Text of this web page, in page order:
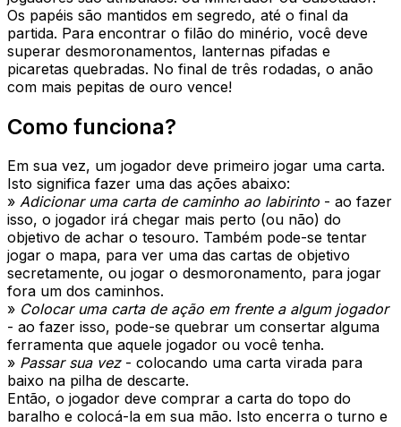
Os papéis são mantidos em segredo, até o final da
partida. Para encontrar o filão do minério, você deve
superar desmoronamentos, lanternas pifadas e
picaretas quebradas. No final de três rodadas, o anão
com mais pepitas de ouro vence!
Como funciona?
Em sua vez, um jogador deve primeiro jogar uma carta.
Isto significa fazer uma das ações abaixo:
» Adicionar uma carta de caminho ao labirinto - ao fazer
isso, o jogador irá chegar mais perto (ou não) do
objetivo de achar o tesouro. Também pode-se tentar
jogar o mapa, para ver uma das cartas de objetivo
secretamente, ou jogar o desmoronamento, para jogar
fora um dos caminhos.
» Colocar uma carta de ação em frente a algum jogador
- ao fazer isso, pode-se quebrar um consertar alguma
ferramenta que aquele jogador ou você tenha.
» Passar sua vez- colocando uma carta virada para
baixo na pilha de descarte.
Então, o jogador deve comprar a carta do topo do
baralho e colocá-la em sua mão. Isto encerra o turno e